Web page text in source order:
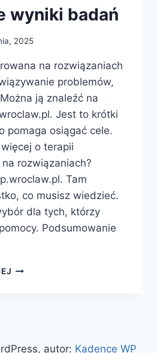
wyniki badań
2025
na rozwiązaniach
problemów,
ją znaleźć na
Jest to krótki
pomaga osiągać cele.
o terapii
rozwiązaniach?
Tam
co musisz wiedzieć.
dla tych, którzy
Podsumowanie
KURS
NAJNOWSZE
autor: Kadence WP